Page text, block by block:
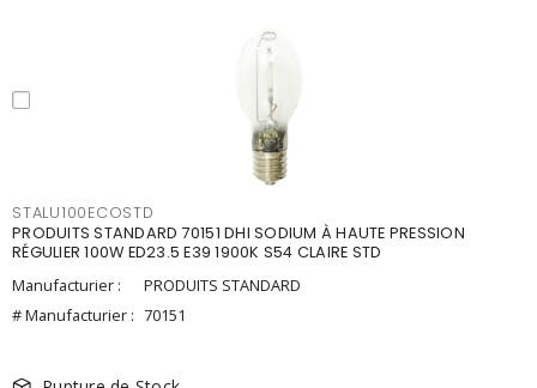
STALU100ECOSTD
PRODUITS STANDARD 70151 DHI SODIUM À HAUTE PRESSION
RÉGULIER 100W ED23.5 E39 1900K S54 CLAIRE STD
Manufacturier :
PRODUITS STANDARD
# Manufacturier : 70151